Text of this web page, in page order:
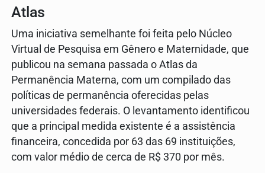
Atlas
Uma iniciativa semelhante foi feita pelo Núcleo
Virtual de Pesquisa em Gênero e Maternidade, que
publicou na semana passada o Atlas da
Permanência Materna, com um compilado das
políticas de permanência oferecidas pelas
universidades federais. O levantamento identificou
que a principal medida existente é a assistência
financeira, concedida por 63 das 69 instituições,
com valor médio de cerca de R$ 370 por mês.